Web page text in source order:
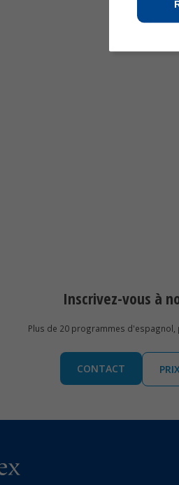
Inscrivez-vous à
Plus de 20 programmes d'espagnol,
CONTACT